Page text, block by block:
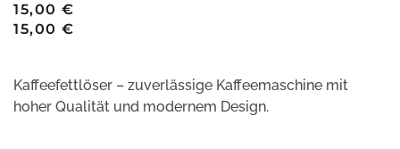
15,00 €
15,00 €
Kaffeefettlöser – zuverlässige Kaffeemaschine mit
hoher Qualität und modernem Design.